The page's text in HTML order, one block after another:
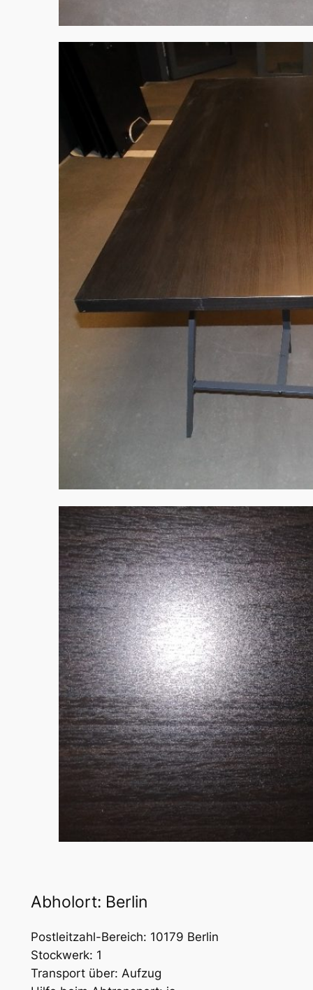
Abholort: Berlin
Postleitzahl-Bereich: 10179 Berlin
Stockwerk: 1
Transport über: Aufzug